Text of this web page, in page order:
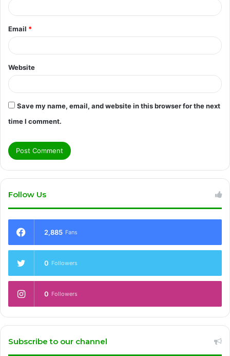
Email *
Website
Save my name, email, and website in this browser for the next
time I comment.
Follow Us
2,885 Fans
0 Followers
0 Followers
Subscribe to our channel